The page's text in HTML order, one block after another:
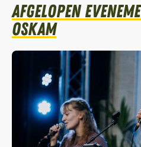
Afgelopen
Oskam